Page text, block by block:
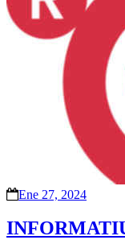
Ene 27, 2024